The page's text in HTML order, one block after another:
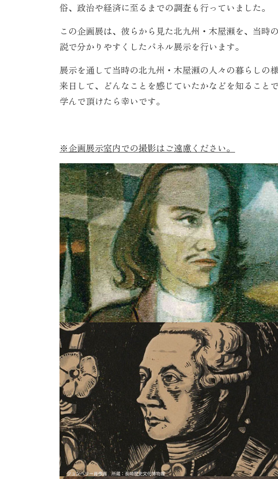
俗、政治や経済に至るまでの調査も行っていました。
この企画展は、彼らから見た北九州・木屋瀬を、当時
説で分かりやすくしたパネル展示を行います。
展示を通して当時の北九州・木屋瀬の人々の暮らしの
来日して、どんなことを感じていたかなどを知ること
学んで頂けたら幸いです。
※企画展示室内での撮影はご遠慮ください。